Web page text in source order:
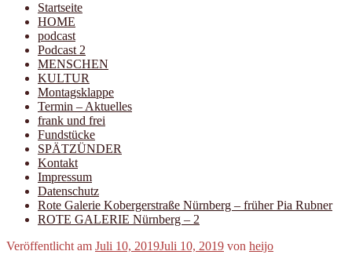
Startseite
HOME
podcast
Podcast 2
MENSCHEN
KULTUR
Montagsklappe
Termin – Aktuelles
frank und frei
Fundstücke
SPÄTZÜNDER
Kontakt
Impressum
Datenschutz
Rote Galerie Kobergerstraße Nürnberg – früher Pia Rubner
ROTE GALERIE Nürnberg – 2
Veröffentlicht am Juli 10, 2019Juli 10, 2019 von heijo